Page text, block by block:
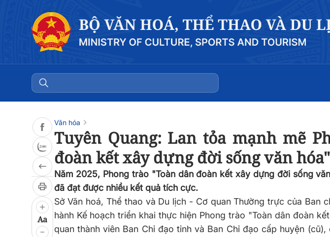
Aa
Văn hóa
Tuyên Quang: Lan tỏa mạnh mẽ
đoàn kết xây dựng đời sống văn hóa"
Năm 2025, Phong trào "Toàn dân đoàn kết xây dựng đời sống
đã đạt được nhiều kết quả tích cực.
Sở Văn hoá, Thể thao và Du lịch - Cơ quan Thường trực của Ban
hành Kế hoạch triển khai thực hiện Phong trào "Toàn dân đoàn
quan thành viên Ban Chỉ đạo tỉnh và Ban Chỉ đạo cấp huyện
0:00 0:00